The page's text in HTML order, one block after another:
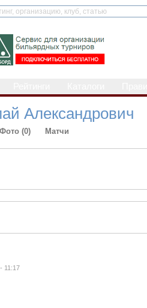
Александрович
Фото (0) Матчи
11:17